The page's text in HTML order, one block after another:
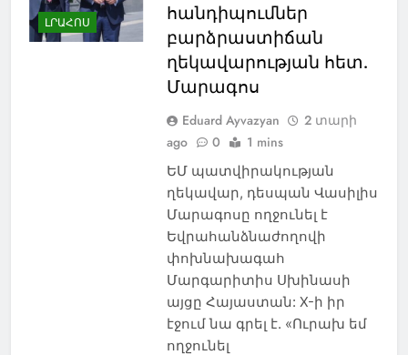
ԼՐԱՀՈՍ
հանդիպումներ
բարձրաստիճան
ղեկավարության հետ.
Մարագոս
Eduard Ayvazyan
2 տարի
ago
0 1 mins
ԵՄ պատվիրակության
ղեկավար, դեսպան Վասիլիս
Մարագոսը ողջունել է
Եվրահանձնաժողովի
փոխնախագահ
Մարգարիտիս Սխինասի
այցը Հայաստան: X-ի իր
էջում նա գրել է. «Ուրախ եմ
ողջունել